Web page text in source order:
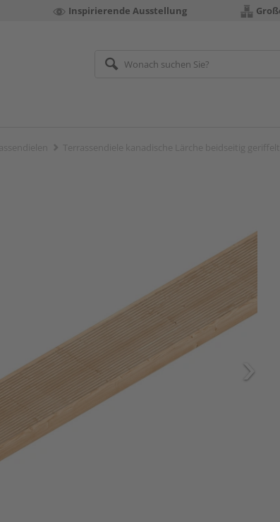
Inspirierende Ausstellung